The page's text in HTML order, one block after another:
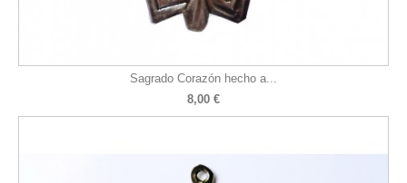
Sagrado Corazón hecho a...
8,00 €